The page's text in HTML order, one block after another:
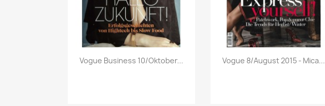
Vorschau
Vogue Business 10/Oktober... Vorschau
Vogue 8/August 2015 - Mica...